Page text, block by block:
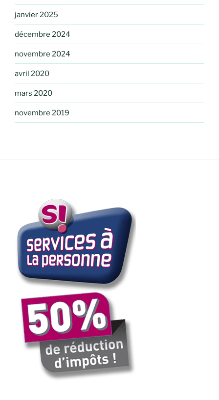
janvier 2025
décembre 2024
novembre 2024
avril 2020
mars 2020
novembre 2019